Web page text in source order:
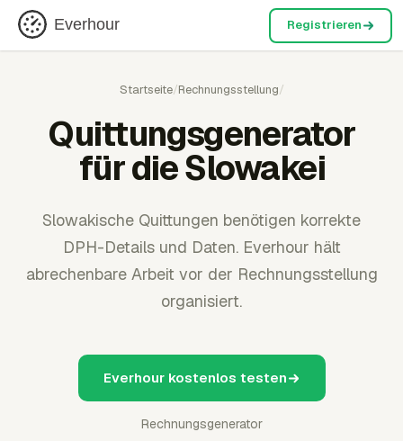
Everhour Registrieren
Startseite/Rechnungsstellung/
Quittungsgenerator
für die Slowakei
Slowakische Quittungen benötigen korrekte
DPH-Details und Daten. Everhour hält
abrechenbare Arbeit vor der Rechnungsstellung
organisiert.
Everhour kostenlos testen
Rechnungsgenerator